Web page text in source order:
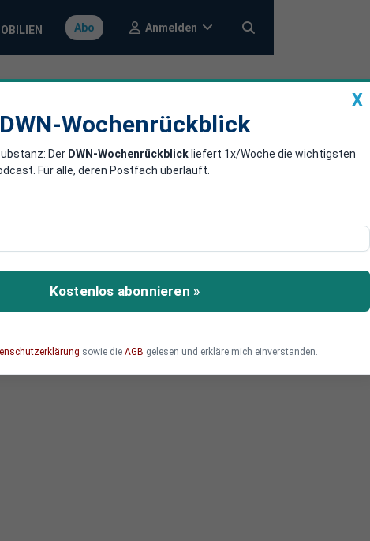
Abo Anmelden
von zahlreichen
sind. Bei einem Spezial-
Rest der Welt wird
X
DWN-Wochenrückblick
Der DWN-Wochenrückblick liefert 1x/Woche die wichtigsten
Für alle, deren Postfach überläuft.
Kostenlos abonnieren »
sowie die AGB gelesen und erkläre mich einverstanden.